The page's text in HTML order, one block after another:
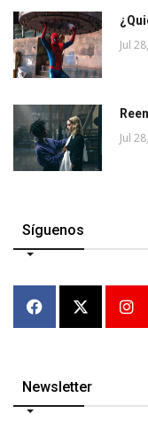
Jul
Jul
Síguenos
Newsletter